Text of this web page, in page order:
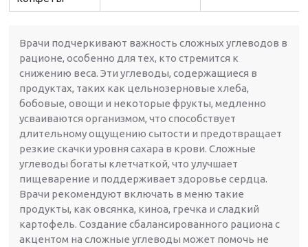
Врачи подчеркивают важность сложных углеводов в
рационе, особенно для тех, кто стремится к
снижению веса. Эти углеводы, содержащиеся в
продуктах, таких как цельнозерновые хлеба,
бобовые, овощи и некоторые фрукты, медленно
усваиваются организмом, что способствует
длительному ощущению сытости и предотвращает
резкие скачки уровня сахара в крови. Сложные
углеводы богаты клетчаткой, что улучшает
пищеварение и поддерживает здоровье сердца.
Врачи рекомендуют включать в меню такие
продукты, как овсянка, киноа, гречка и сладкий
картофель. Создание сбалансированного рациона с
акцентом на сложные углеводы может помочь не